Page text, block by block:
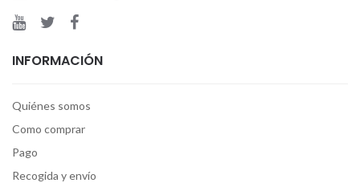
INFORMACIÓN
Quiénes somos
Como comprar
Pago
Recogida y envío